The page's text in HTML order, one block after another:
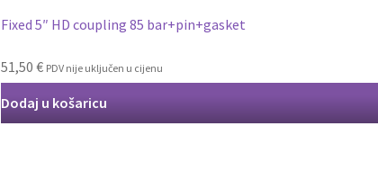
Fixed 5″ HD coupling 85 bar+pin+gasket
51,50 € PDV nije uključen u cijenu
Dodaj u košaricu